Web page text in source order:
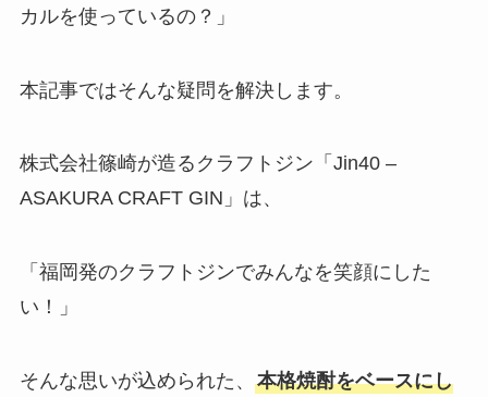
カルを使っているの？」
本記事ではそんな疑問を解決します。
株式会社篠崎が造るクラフトジン「Jin40 –
ASAKURA CRAFT GIN」は、
「福岡発のクラフトジンでみんなを笑顔にした
い！」
そんな思いが込められた、 本格焼酎をベースにし